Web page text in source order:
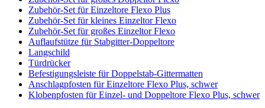
Zubehör-Set für Einzeltore Flexo Plus
Zubehör-Set für kleines Einzeltor Flexo
Zubehör-Set für großes Einzeltor Flexo
Auflaufstütze für Stabgitter-Doppeltore
Langschild
Türdrücker
Befestigungsleiste für Doppelstab-Gittermatten
Anschlagpfosten für Einzeltore Flexo Plus, schwer
Klobenpfosten für Einzel- und Doppeltore Flexo Plus, schwer